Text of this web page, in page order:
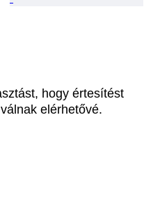
hogy értesítést
elérhetővé.